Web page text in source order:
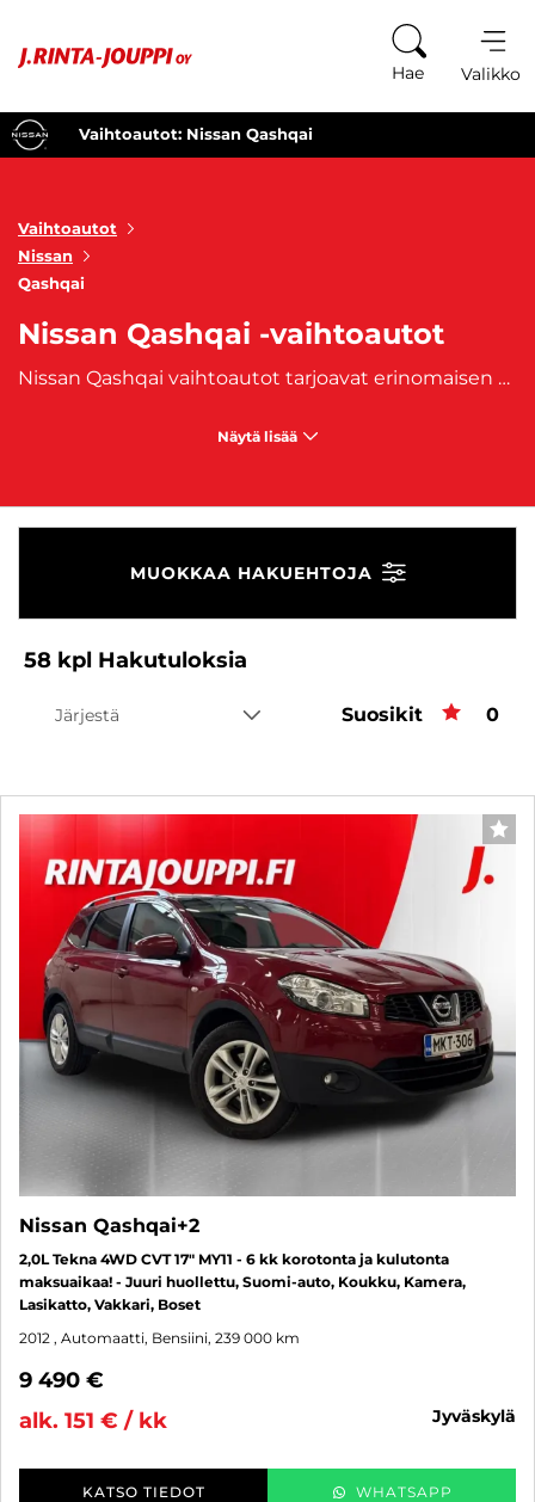
Hae Valikko
Vaihtoautot: Nissan Qashqai
Vaihtoautot
Nissan
Qashqai
Nissan Qashqai -vaihtoautot
Nissan Qashqai vaihtoautot tarjoavat erinomaisen mahdollisuuden hankkia käytännöllinen ja tyylikäs SUV edullisemmalla hinnalla. Nissan Qashqai on ollut suosittu valinta perheiden ja aktiivisten elämäntapojen vuoksi, ja vaihtoautona se tarjoaa erinomaista vastinetta rahalle. J. Rinta-Joupilta löydät laajan valikoiman Nissan Qashqai vaihtoautoja, jotka yhdistävät mukautuvan muotoilun, modernit ominaisuudet ja kohtuulliset kustannukset. Nissan Qashqai vaihtoautot ovat täydellinen valinta niille, jotka arvostavat korkeaa mukavuutta ja käytännöllisyyttä, mutta eivät halua tinkiä tyylistä tai suorituskyvystä. Tämä malli sopii erinomaisesti perheille, jotka tarvitsevat tilavan ja turvallisen ajoneuvon, mutta myös aktiivisille kaupunkilaisille, jotka arvostavat SUV-mallin monipuolisuutta. Qashqai tarjoaa runsaasti tilaa matkustajille ja tavaroille, ja sen ajettavuus on mukautettu sekä kaupungin hektiseen elämään että pidemmille matkoille.
Näytä lisää
MUOKKAA HAKUEHTOJA
58 kpl Hakutuloksia
Järjestä Suosikit 0
Nissan Qashqai+2
2,0L Tekna 4WD CVT 17" MY11 - 6 kk korotonta ja kulutonta
maksuaikaa! - Juuri huollettu, Suomi-auto, Koukku, Kamera,
Lasikatto, Vakkari, Boset
2012 , Automaatti, Bensiini, 239 000 km
9 490 €
alk. 151 € / kk
jyväskylä
KATSO TIEDOT WHATSAPP